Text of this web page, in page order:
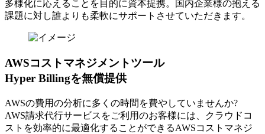
多様化に応えることを目的に資本提携。国内企業様の抱える
課題に対し誰よりも柔軟にサポートさせていただきます。
AWSコストマネジメントツール
Hyper Billingを無償提供
AWSの費⽤の分析に多くの時間を費やしていませんか?
AWS請求代⾏サービスをご利⽤のお客様には、クラウドコ
ストを効率的に最適化することができるAWSコストマネジ